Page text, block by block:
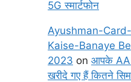
5G स्मार्टफोन
Ayushman-
Kaise-Banaye
2023 on आपके
खरीदे गए हैं कितने